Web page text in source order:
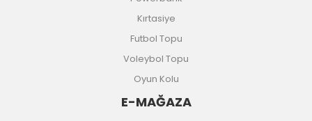
Kırtasiye
Futbol Topu
Voleybol Topu
Oyun Kolu
E-MAĞAZA